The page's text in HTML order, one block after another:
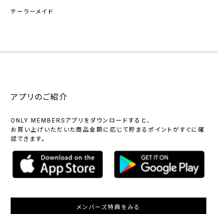
テーラーメイド
アプリのご紹介
ONLY MEMBERSアプリをダウンロードすると、
お買い上げいただいた商品金額に応じて貯まるポイントがすぐに確
認できます。
メンバーズ特典をみる